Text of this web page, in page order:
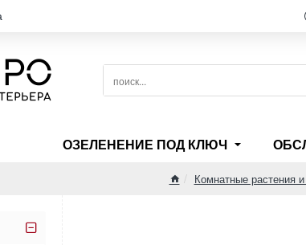
поиск...
ОЗЕЛЕНЕНИЕ ПОД КЛЮЧ
Комнатные растения